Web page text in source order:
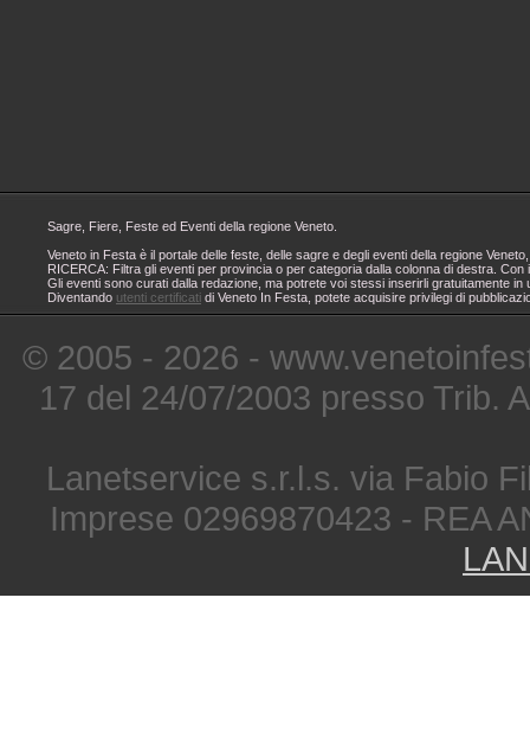
Sagre, Fiere, Feste ed Eventi della regione Veneto.
Veneto in Festa è il portale delle feste, delle sagre e degli eventi della regione
RICERCA: Filtra gli eventi per provincia o per categoria dalla colonna di destra.
Gli eventi sono curati dalla redazione, ma potrete voi stessi inserirli gratuitamente
Diventando utenti certificati di Veneto In Festa, potete acquisire privilegi di
© 2005 - 2026 -
17 del 24/07/2003 presso Trib.
Lanetservice s.r.l.s. via Fabio
Imprese 02969870423 - REA